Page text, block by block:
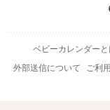
ベビーカレンダーと
外部送信について
ご利